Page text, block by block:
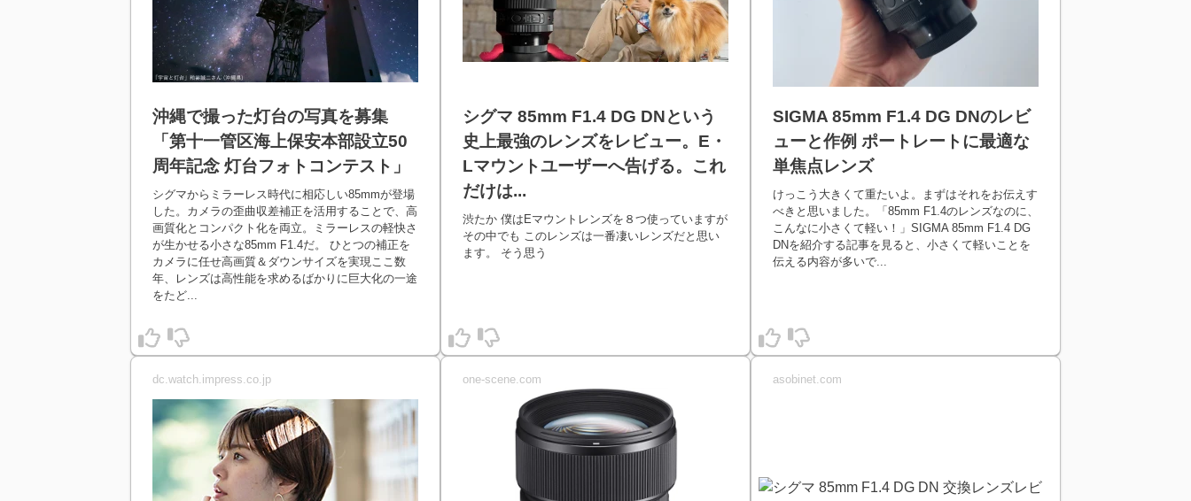
沖縄で撮った灯台の写真を募集
「第十一管区海上保安本部設立50
周年記念 灯台フォトコンテスト」
シグマからミラーレス時代に相応しい85mmが登場
した。カメラの歪曲収差補正を活用することで、高
画質化とコンパクト化を両立。ミラーレスの軽快さ
が生かせる小さな85mm F1.4だ。 ひとつの補正を
カメラに任せ高画質＆ダウンサイズを実現ここ数
年、レンズは高性能を求めるばかりに巨大化の一途
をたど...
シグマ 85mm F1.4 DG DNという
史上最強のレンズをレビュー。E・
Lマウントユーザーへ告げる。これ
だけは...
渋たか 僕はEマウントレンズを８つ使っていますが
その中でも このレンズは一番凄いレンズだと思い
ます。 そう思う
SIGMA 85mm F1.4 DG DNのレビ
ューと作例 ポートレートに最適な
単焦点レンズ
けっこう大きくて重たいよ。まずはそれをお伝えす
べきと思いました。「85mm F1.4のレンズなのに、
こんなに小さくて軽い！」SIGMA 85mm F1.4 DG
DNを紹介する記事を見ると、小さくて軽いことを
伝える内容が多いで...
dc.watch.impress.co.jp one-scene.com asobinet.com